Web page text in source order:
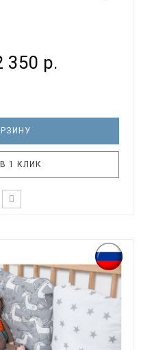
350 р.
1 КЛИК
основательно. Ведь
времени проводит в
тканей, нежный и
устойчивость к частым
параметр..